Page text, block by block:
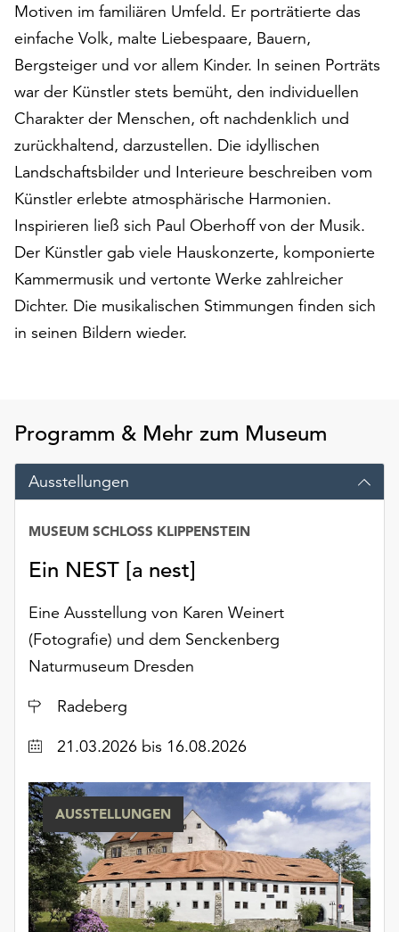
ändern
und
widerrufen.
Dafür
steht
Ihnen
am
Ende
der
Seite
die
Schaltfläche
„Cookie-
Einstellungen“
zur
Verfügung.
ohne
Einverständnis
weiterhin
Sie
verwendeten
anpassen,
erreichen
die
über
Schaltfläche
„Auswählen“.
Weitere
Informationen
finden
Sie
Motiven im familiären Umfeld. Er porträtierte das
einfache Volk, malte Liebespaare, Bauern,
Bergsteiger und vor allem Kinder. In seinen Porträts
war der Künstler stets bemüht, den individuellen
Charakter der Menschen, oft nachdenklich und
zurückhaltend, darzustellen. Die idyllischen
Landschaftsbilder und Interieure beschreiben vom
Künstler erlebte atmosphärische Harmonien.
Inspirieren ließ sich Paul Oberhoff von der Musik.
Der Künstler gab viele Hauskonzerte, komponierte
Kammermusik und vertonte Werke zahlreicher
Dichter. Die musikalischen Stimmungen finden sich
in seinen Bildern wieder.
Programm & Mehr zum Museum
Ausstellungen
Ein NEST [a nest]
MUSEUM SCHLOSS KLIPPENSTEIN
Eine Ausstellung von Karen Weinert
(Fotografie) und dem Senckenberg
Naturmuseum Dresden
Ort
Radeberg
Datum21.03.2026 bis 16.08.2026
AUSSTELLUNGEN